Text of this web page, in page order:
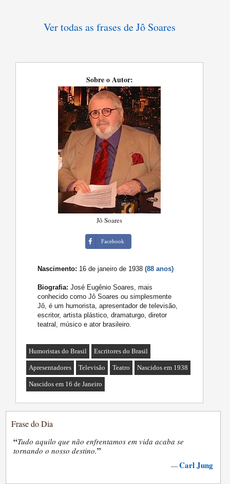
Ver todas as frases de Jô Soares
Sobre o Autor:
Jô Soares
Facebook
Nascimento: 16 de janeiro de 1938(88 anos)
Biografia: José Eugênio Soares, mais
conhecido como Jô Soares ou simplesmente
Jô, é um humorista, apresentador de televisão,
escritor, artista plástico, dramaturgo, diretor
teatral, músico e ator brasileiro.
Humoristas do Brasil Escritores do Brasil
Apresentadores Televisão Teatro Nascidos em 1938
Nascidos em 16 de Janeiro
Frase do Dia
“Tudo aquilo que não enfrentamos em vida acaba se
tornando o nosso destino.”
—Carl Jung